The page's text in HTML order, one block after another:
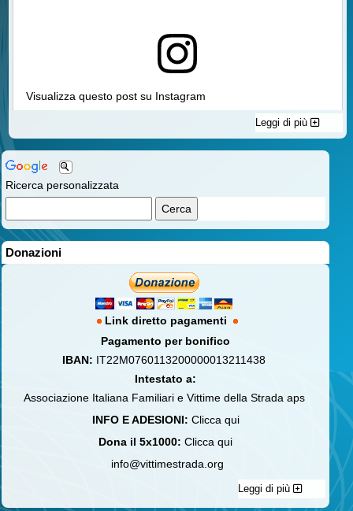
Ricerca personalizzata
Donazioni
Link diretto pagamenti
Pagamento per bonifico
IBAN: IT22M0760113200000013211438
Intestato a:
Associazione Italiana Familiari e Vittime della Strada aps
INFO E ADESIONI: Clicca qui
Dona il 5x1000: Clicca qui
info@vittimestrada.org
Leggi di più
Visualizza questo post su Instagram
Leggi di più